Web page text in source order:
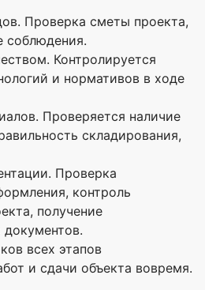
Проверка сметы проекта,
соблюдения.
Контролируется
и нормативов в ходе
Проверяется наличие
складирования,
Проверка
контроль
получение
всех этапов
и сдачи объекта вовремя.